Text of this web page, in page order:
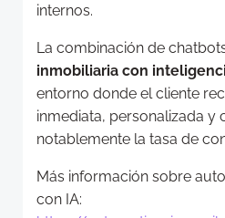
internos.
La combinación de
inmobiliaria con
entorno donde el cliente
inmediata, personalizada y
notablemente la tasa de
Más información sobre
con IA: